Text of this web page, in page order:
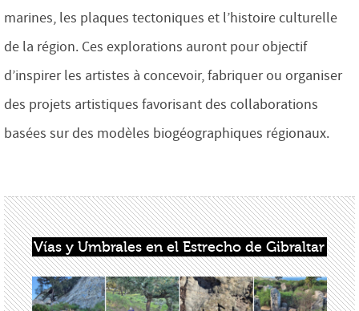
marines, les plaques tectoniques et l’histoire culturelle
de la région. Ces explorations auront pour objectif
d’inspirer les artistes à concevoir, fabriquer ou organiser
des projets artistiques favorisant des collaborations
basées sur des modèles biogéographiques régionaux.
Vías y Umbrales en el Estrecho de Gibraltar